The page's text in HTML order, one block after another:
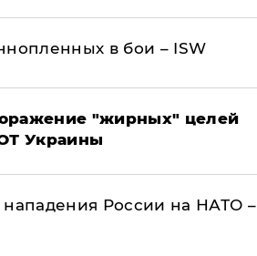
в бои – ISW
"жирных" целей
Украины
России на НАТО –